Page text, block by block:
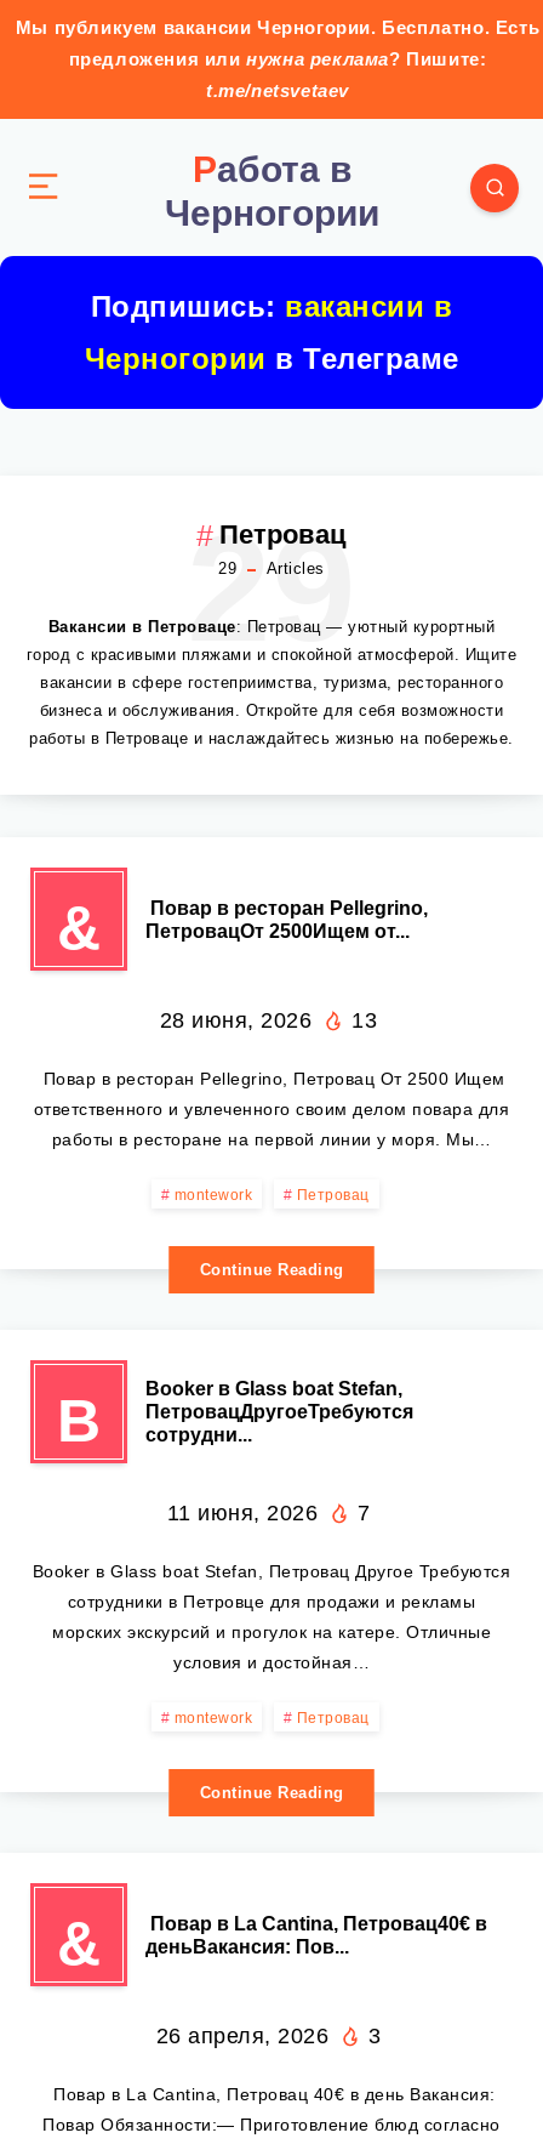
Мы публикуем вакансии Черногории. Бесплатно. Есть
предложения илинужна реклама? Пишите:
t.me/netsvetaev
Работа в
Черногории
Подпишись: вакансии в
Черногории в Телеграме
Петровац
29 Articles
29
Вакансии в Петроваце: Петровац — уютный курортный
город с красивыми пляжами и спокойной атмосферой. Ищите
вакансии в сфере гостеприимства, туризма, ресторанного
бизнеса и обслуживания. Откройте для себя возможности
работы в Петроваце и наслаждайтесь жизнью на побережье.
&
‍ Повар в ресторан Pellegrino,
ПетровацОт 2500Ищем от...
28 июня, 2026 13
‍ Повар в ресторан Pellegrino, Петровац От 2500 Ищем
ответственного и увлеченного своим делом повара для
работы в ресторане на первой линии у моря. Мы…
montework Петровац
Continue Reading
B
Booker в Glass boat Stefan,
ПетровацДругоеТребуются
сотрудни...
11 июня, 2026 7
Booker в Glass boat Stefan, Петровац Другое Требуются
сотрудники в Петровце для продажи и рекламы
морских экскурсий и прогулок на катере. Отличные
условия и достойная…
montework Петровац
Continue Reading
&
‍ Повар в La Cantina, Петровац40€ в
деньВакансия: Пов...
26 апреля, 2026 3
‍ Повар в La Cantina, Петровац 40€ в день Вакансия:
Повар Обязанности:— Приготовление блюд согласно